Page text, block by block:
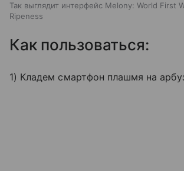
Так выглядит интерфейс Melony: World First
Ripeness
Как пользоваться:
1) Кладем смартфон плашмя на